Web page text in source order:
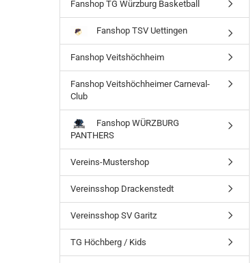
Fanshop TG Würzburg Basketball
Fanshop TSV Uettingen
Fanshop Veitshöchheim
Fanshop Veitshöchheimer Carneval-
Club
Fanshop WÜRZBURG
PANTHERS
Vereins-Mustershop
Vereinsshop Drackenstedt
Vereinsshop SV Garitz
TG Höchberg / Kids